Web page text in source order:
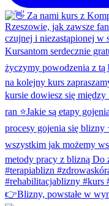
👉Blizny, powstałe w